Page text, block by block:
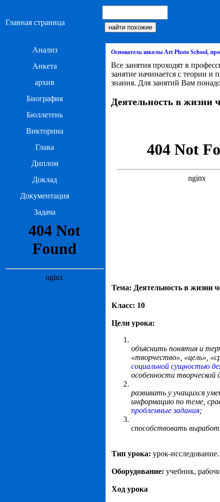
Главная страница
Анализ
Анкета
архив
Биография
Бюллетень
Викторина
Глава
Диплом
Доклад
Документация
Задача
Основатель школы Art Photo School,
Все занятия проходят в
занятие начинается с теории
знания. Для занятий Вам
Деятельность в жизни
Тема: Деятельность в жизни
Класс: 10
Цели урока:
объяснить понятия и
«творчество», «цель»,
социальной сущностью
особенности творческой
развивать у учащихся
информацию по теме,
проблемные задания;
способствовать
Тип урока: урок-исследование.
Оборудование: учебник,
Ход урока